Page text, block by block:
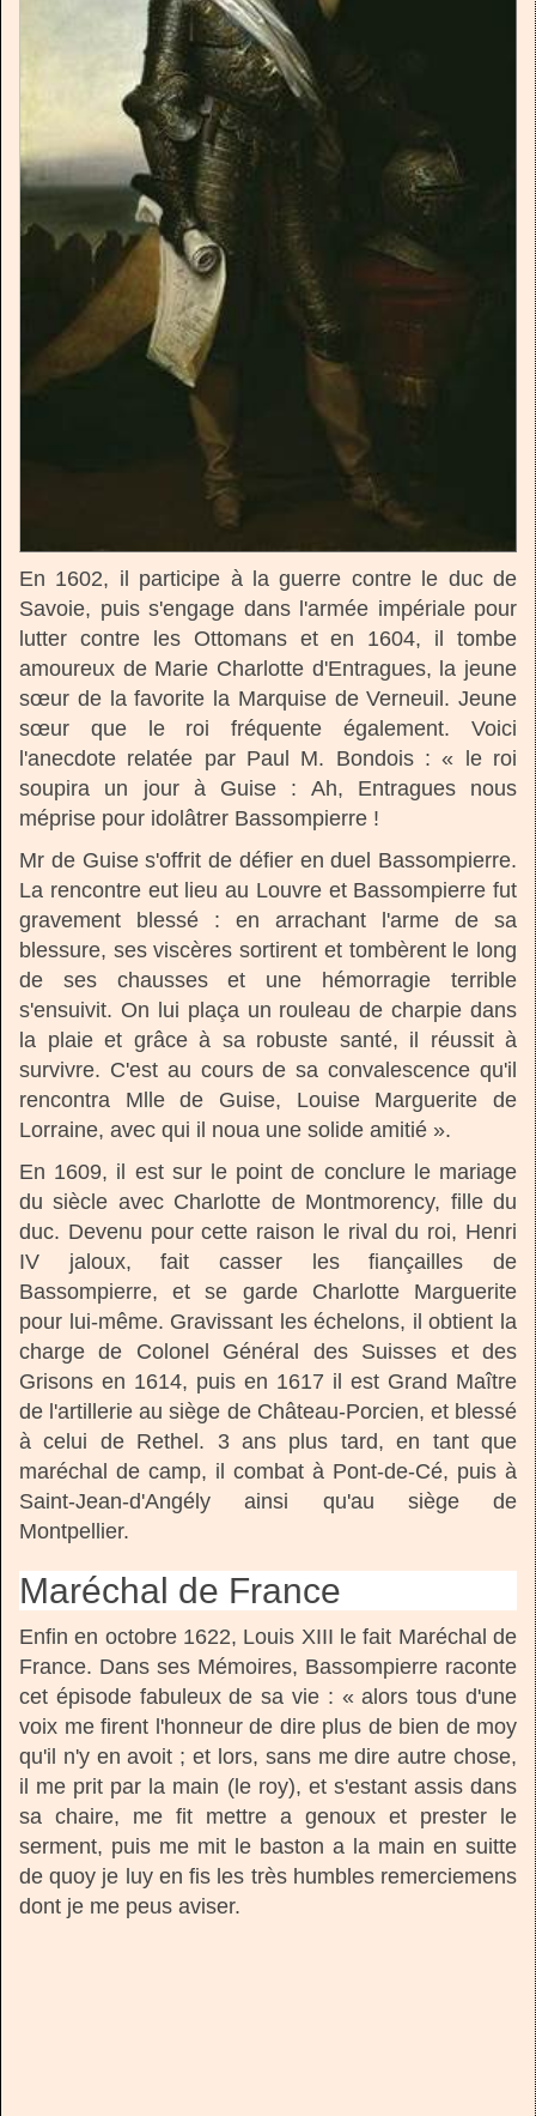
En 1602, il participe à la guerre contre le duc de
Savoie, puis s'engage dans l'armée impériale pour
lutter contre les Ottomans et en 1604, il tombe
amoureux de Marie Charlotte d'Entragues, la jeune
sœur de la favorite la Marquise de Verneuil. Jeune
sœur que le roi fréquente également. Voici
l'anecdote relatée par Paul M. Bondois : « le roi
soupira un jour à Guise : Ah, Entragues nous
méprise pour idolâtrer Bassompierre !
Mr de Guise s'offrit de défier en duel Bassompierre.
La rencontre eut lieu au Louvre et Bassompierre fut
gravement blessé : en arrachant l'arme de sa
blessure, ses viscères sortirent et tombèrent le long
de ses chausses et une hémorragie terrible
s'ensuivit. On lui plaça un rouleau de charpie dans
la plaie et grâce à sa robuste santé, il réussit à
survivre. C'est au cours de sa convalescence qu'il
rencontra Mlle de Guise, Louise Marguerite de
Lorraine, avec qui il noua une solide amitié ».
En 1609, il est sur le point de conclure le mariage
du siècle avec Charlotte de Montmorency, fille du
duc. Devenu pour cette raison le rival du roi, Henri
IV jaloux, fait casser les fiançailles de
Bassompierre, et se garde Charlotte Marguerite
pour lui-même. Gravissant les échelons, il obtient la
charge de Colonel Général des Suisses et des
Grisons en 1614, puis en 1617 il est Grand Maître
de l'artillerie au siège de Château-Porcien, et blessé
à celui de Rethel. 3 ans plus tard, en tant que
maréchal de camp, il combat à Pont-de-Cé, puis à
Saint-Jean-d'Angély ainsi qu'au siège de
Montpellier.
Maréchal de France
Enfin en octobre 1622, Louis XIII le fait Maréchal de
France. Dans ses Mémoires, Bassompierre raconte
cet épisode fabuleux de sa vie : « alors tous d'une
voix me firent l'honneur de dire plus de bien de moy
qu'il n'y en avoit ; et lors, sans me dire autre chose,
il me prit par la main (le roy), et s'estant assis dans
sa chaire, me fit mettre a genoux et prester le
serment, puis me mit le baston a la main en suitte
de quoy je luy en fis les très humbles remerciemens
dont je me peus aviser.